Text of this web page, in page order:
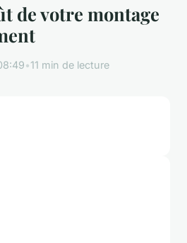
de votre montage
•11 min de lecture